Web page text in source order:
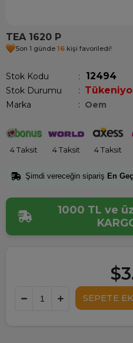
TEA 1620 P
Son 1 günde 16 kişi favoriledi!
Stok Kodu 12494
Stok Durumu :
Marka : Oem
4 Taksit 4 Taksit 4 Taksit
Şimdi vereceğin sipariş En
1000 TL ve